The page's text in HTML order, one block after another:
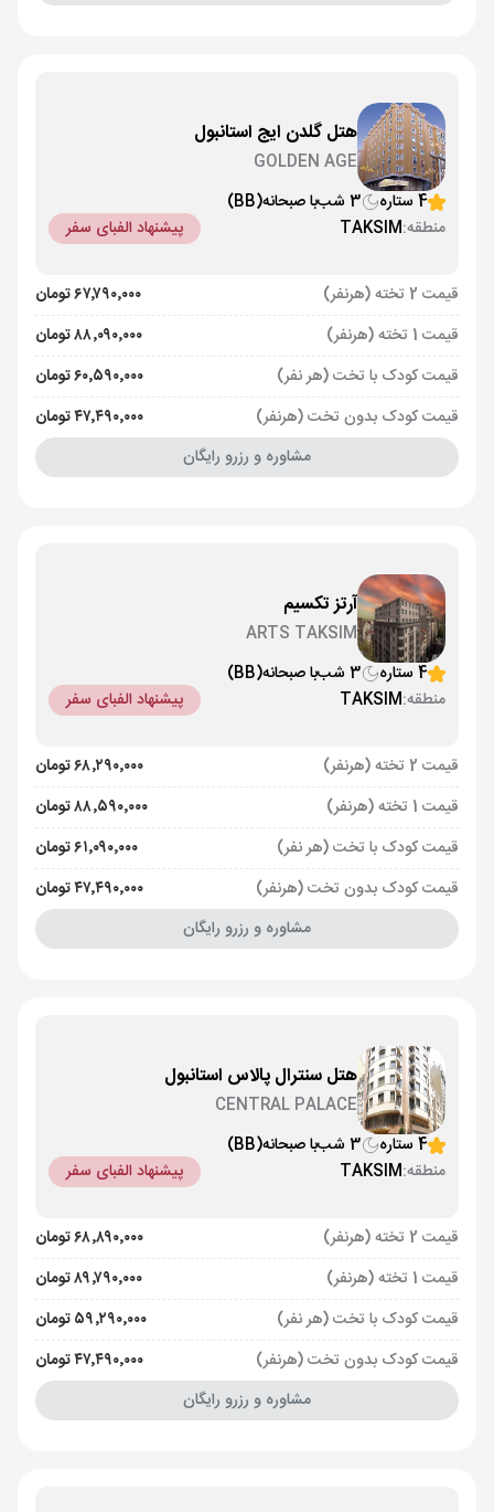
هتل گلدن ایج استانبول
GOLDEN AGE
4 ستاره
3 شب با صبحانه(BB)
منطقه:TAKSIM پیشنهاد الفبای سفر
قیمت 2 تخته (هرنفر)
۶۷٬۷۹۰٬۰۰۰ تومان
قیمت 1 تخته (هرنفر)
۸۸٬۰۹۰٬۰۰۰ تومان
قیمت کودک با تخت (هر نفر)
۶۰٬۵۹۰٬۰۰۰ تومان
قیمت کودک بدون تخت (هرنفر)
۴۷٬۴۹۰٬۰۰۰ تومان
مشاوره و رزرو رایگان
آرتز تکسیم
ARTS TAKSIM
4 ستاره
3 شب با صبحانه(BB)
منطقه:TAKSIM پیشنهاد الفبای سفر
قیمت 2 تخته (هرنفر)
۶۸٬۲۹۰٬۰۰۰ تومان
قیمت 1 تخته (هرنفر)
۸۸٬۵۹۰٬۰۰۰ تومان
قیمت کودک با تخت (هر نفر)
۶۱٬۰۹۰٬۰۰۰ تومان
قیمت کودک بدون تخت (هرنفر)
۴۷٬۴۹۰٬۰۰۰ تومان
مشاوره و رزرو رایگان
هتل سنترال پالاس استانبول
CENTRAL PALACE
4 ستاره
3 شب با صبحانه(BB)
منطقه:TAKSIM پیشنهاد الفبای سفر
قیمت 2 تخته (هرنفر)
۶۸٬۸۹۰٬۰۰۰ تومان
قیمت 1 تخته (هرنفر)
۸۹٬۷۹۰٬۰۰۰ تومان
قیمت کودک با تخت (هر نفر)
۵۹٬۲۹۰٬۰۰۰ تومان
قیمت کودک بدون تخت (هرنفر)
۴۷٬۴۹۰٬۰۰۰ تومان
مشاوره و رزرو رایگان